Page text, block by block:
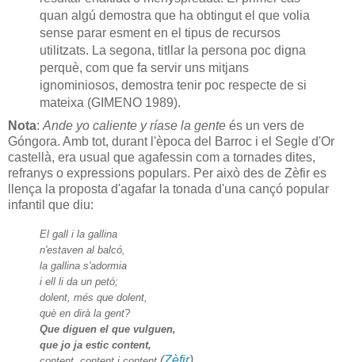
quan algú demostra que ha obtingut el que volia
sense parar esment en el tipus de recursos
utilitzats. La segona, titllar la persona poc digna
perquè, com que fa servir uns mitjans
ignominiosos, demostra tenir poc respecte de si
mateixa (GIMENO 1989).
Nota: Ande yo caliente y ríase la gente és un vers de
Góngora. Amb tot, durant l'època del Barroc i el Segle d'Or
castellà, era usual que agafessin com a tornades dites,
refranys o expressions populars. Per això des de Zèfir es
llença la proposta d'agafar la tonada d'una cançó popular
infantil que diu:
El gall i la gallina
n'estaven al balcó,
la gallina s'adormia
i ell li da un petó;
dolent, més que dolent,
què en dirà la gent?
Que diguen el que vulguen,
que jo ja estic content,